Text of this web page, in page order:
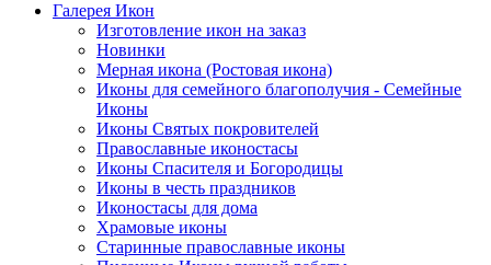
Галерея Икон
Изготовление икон на заказ
Новинки
Мерная икона (Ростовая икона)
Иконы для семейного благополучия - Семейные
Иконы
Иконы Святых покровителей
Православные иконостасы
Иконы Спасителя и Богородицы
Иконы в честь праздников
Иконостасы для дома
Храмовые иконы
Старинные православные иконы